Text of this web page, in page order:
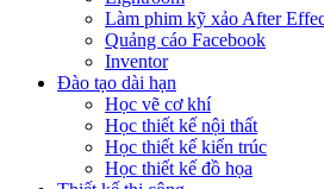
Làm phim kỹ xảo After
Quảng cáo Facebook
Inventor
Đào tạo dài hạn
Học vẽ cơ khí
Học thiết kế nội thất
Học thiết kế kiến trúc
Học thiết kế đồ họa